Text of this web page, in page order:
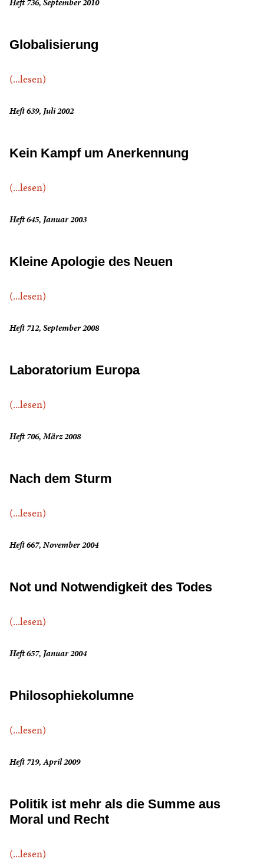
Heft 736, September 2010
Globalisierung
(...lesen)
Heft 639, Juli 2002
Kein Kampf um Anerkennung
(...lesen)
Heft 645, Januar 2003
Kleine Apologie des Neuen
(...lesen)
Heft 712, September 2008
Laboratorium Europa
(...lesen)
Heft 706, März 2008
Nach dem Sturm
(...lesen)
Heft 667, November 2004
Not und Notwendigkeit des Todes
(...lesen)
Heft 657, Januar 2004
Philosophiekolumne
(...lesen)
Heft 719, April 2009
Politik ist mehr als die Summe aus
Moral und Recht
(...lesen)